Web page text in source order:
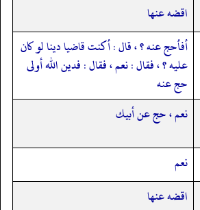
اقضه عنها
أفأحج عنه ؟ ، قال : أكنت قاضيا دينا لو كان
عليه ؟ ، فقال : نعم ، فقال : فدين الله أولى
حج عنه
نعم ، حج عن أبيك
نعم
اقضه عنها